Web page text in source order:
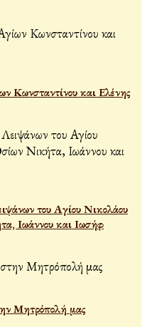
Κωνσταντίνου και Ελένης
του Αγίου Νικολάου
Ιωάννου και Ιωσήφ
Μητρόπολή μας